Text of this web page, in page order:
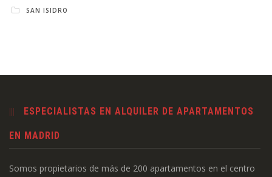
SAN ISIDRO
ESPECIALISTAS EN ALQUILER DE APARTAMENTOS
EN MADRID
Somos propietarios de más de 200 apartamentos en el centro